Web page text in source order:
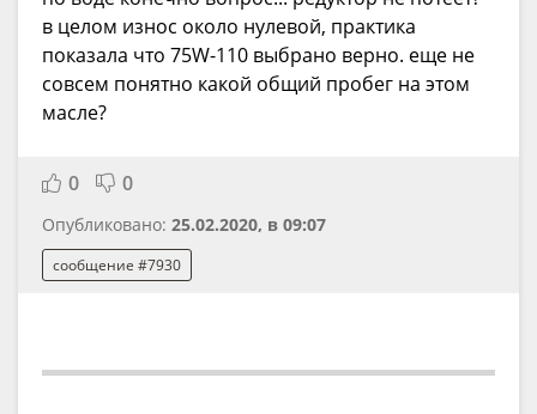
в целом износ около нулевой, практика
показала что 75W-110 выбрано верно. еще не
совсем понятно какой общий пробег на этом
масле?
0 0
Опубликовано: 25.02.2020, в 09:07
сообщение #7930